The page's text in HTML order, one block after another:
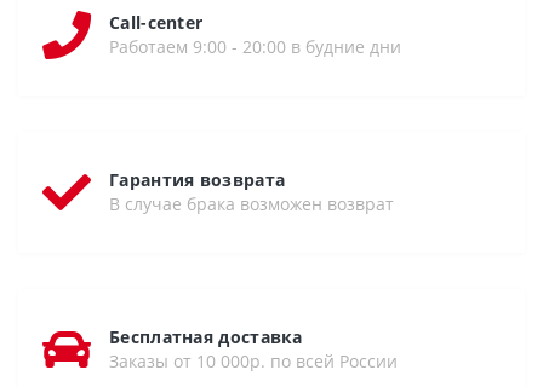
Call-center
Работаем 9:00 - 20:00 в будние дни
Гарантия возврата
В случае брака возможен возврат
Бесплатная доставка
Заказы от 10 000р. по всей России